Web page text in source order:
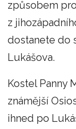
způsobem
z
dostanete do
Lukášova.
Kostel Panny
známější
ihned po